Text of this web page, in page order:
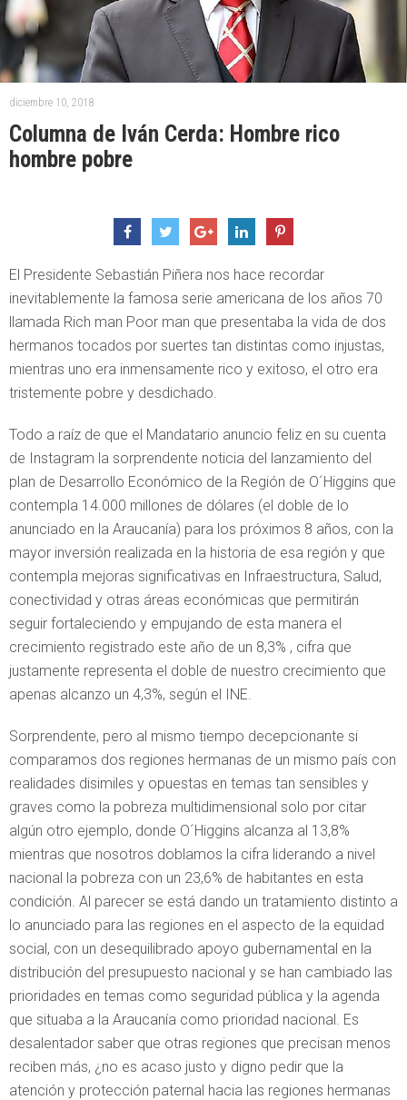
diciembre 10, 2018
Columna de Iván Cerda: Hombre rico
hombre pobre
El Presidente Sebastián Piñera nos hace recordar
inevitablemente la famosa serie americana de los años 70
llamada Rich man Poor man que presentaba la vida de dos
hermanos tocados por suertes tan distintas como injustas,
mientras uno era inmensamente rico y exitoso, el otro era
tristemente pobre y desdichado.
Todo a raíz de que el Mandatario anuncio feliz en su cuenta
de Instagram la sorprendente noticia del lanzamiento del
plan de Desarrollo Económico de la Región de O´Higgins que
contempla 14.000 millones de dólares (el doble de lo
anunciado en la Araucanía) para los próximos 8 años, con la
mayor inversión realizada en la historia de esa región y que
contempla mejoras significativas en Infraestructura, Salud,
conectividad y otras áreas económicas que permitirán
seguir fortaleciendo y empujando de esta manera el
crecimiento registrado este año de un 8,3% , cifra que
justamente representa el doble de nuestro crecimiento que
apenas alcanzo un 4,3%, según el INE.
Sorprendente, pero al mismo tiempo decepcionante si
comparamos dos regiones hermanas de un mismo país con
realidades disimiles y opuestas en temas tan sensibles y
graves como la pobreza multidimensional solo por citar
algún otro ejemplo, donde O´Higgins alcanza al 13,8%
mientras que nosotros doblamos la cifra liderando a nivel
nacional la pobreza con un 23,6% de habitantes en esta
condición. Al parecer se está dando un tratamiento distinto a
lo anunciado para las regiones en el aspecto de la equidad
social, con un desequilibrado apoyo gubernamental en la
distribución del presupuesto nacional y se han cambiado las
prioridades en temas como seguridad pública y la agenda
que situaba a la Araucanía como prioridad nacional. Es
desalentador saber que otras regiones que precisan menos
reciben más, ¿no es acaso justo y digno pedir que la
atención y protección paternal hacia las regiones hermanas